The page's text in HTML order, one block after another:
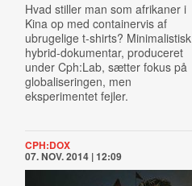
Hvad stiller man som afrikaner i
Kina op med containervis af
ubrugelige t-shirts? Minimalistisk
hybrid-dokumentar, produceret
under Cph:Lab, sætter fokus på
globaliseringen, men
eksperimentet fejler.
CPH:DOX
07. NOV. 2014 | 12:09